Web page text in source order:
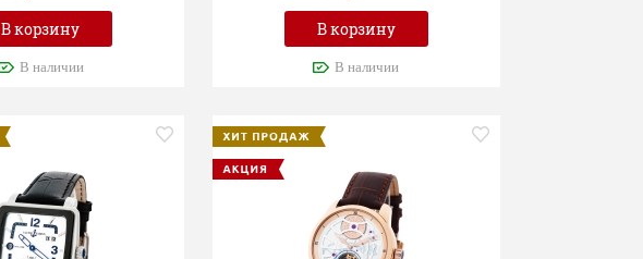
В корзину
В наличии
В корзину
В наличии